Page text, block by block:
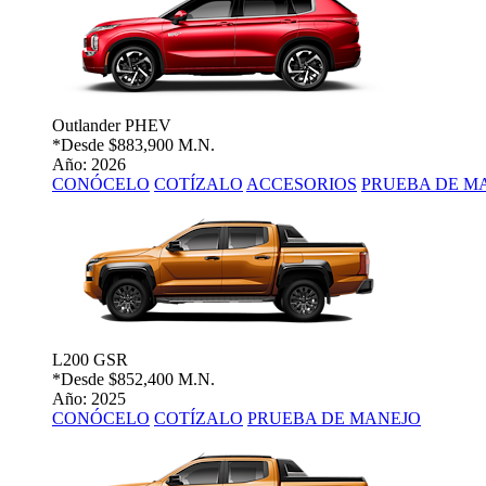
Outlander PHEV
*Desde $883,900 M.N.
Año: 2026
CONÓCELO COTÍZALO ACCESORIOS PRUEBA DE
L200 GSR
*Desde $852,400 M.N.
Año: 2025
CONÓCELO COTÍZALO PRUEBA DE MANEJO